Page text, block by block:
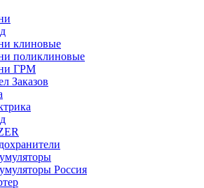
клиновые
поликлиновые
ГРМ
Заказов
Россия